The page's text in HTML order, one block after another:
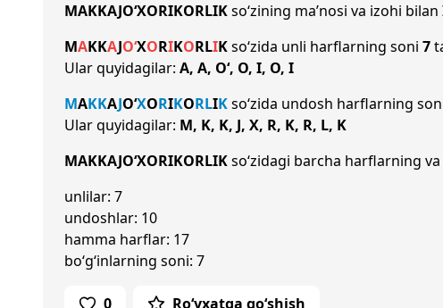
MAKKAJO‘XORIKORLIKso‘zining ma’nosi va izohi bilan
MAKKAJO‘XORIKORLIKso‘zida unli harflarning soni 7
Ular quyidagilar: A, A, O‘, O, I, O, I
MAKKAJO‘XORIKORLIKso‘zida undosh harflarning
Ular quyidagilar: M, K, K, J, X, R, K, R, L, K
MAKKAJO‘XORIKORLIKso‘zidagi barcha harflarning va
unlilar: 7
undoshlar: 10
hamma harflar: 17
bo‘g‘inlarning soni: 7
0 Ro‘yxatga qo‘shish